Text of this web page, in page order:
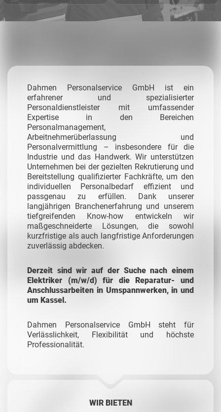
Dahmen Personalservice GmbH ist ein
erfahrener und spezialisierter
Personaldienstleister mit umfassender
Expertise in den Bereichen
Personalmanagement,
Arbeitnehmerüberlassung und
Personalvermittlung – insbesondere für die
Industrie und das Handwerk.Wir unterstützen
Unternehmen bei der gezielten Rekrutierung und
Bereitstellung qualifizierter Fachkräfte, um den
individuellen Personalbedarf effizient und
passgenau zu erfüllen. Dank unserer
langjährigen Branchenerfahrung und unserem
tiefgreifenden Know-how entwickeln wir
maßgeschneiderte Lösungen, die sowohl
kurzfristige als auch langfristige Anforderungen
zuverlässig abdecken.
Derzeit sind wir auf der Suche nach einem
Elektriker (m/w/d) für die Reparatur- und
Anschlussarbeiten in Umspannwerken, in und
um Kassel.
Dahmen Personalservice GmbH steht für
Verlässlichkeit, Flexibilität und höchste
Professionalität.
WIR BIETEN